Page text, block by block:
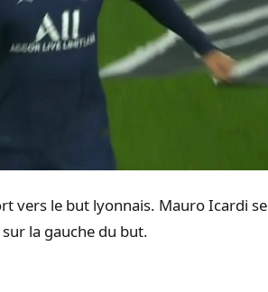
vers le but lyonnais. Mauro Icardi se
la gauche du but.